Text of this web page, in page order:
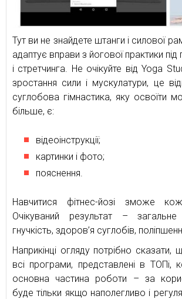
Тут ви не знайдете штанги і силової
адаптує вправи з йогової практики
і стретчинга. Не очікуйте від Yoga
зростання сили і мускулатури, це
суглобова гімнастика, яку освоїти
більше, є:
відеоінструкції;
картинки і фото;
пояснення.
Навчитися фітнес-йозі зможе
Очікуваний результат – загальне
гнучкість, здоров’я суглобів,
Наприкінці огляду потрібно
всі програми, представлені в ТОПі,
основна частина роботи – за
буде тільки якщо наполегливо і